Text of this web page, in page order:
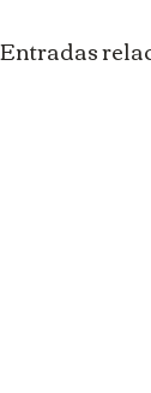
Entradas